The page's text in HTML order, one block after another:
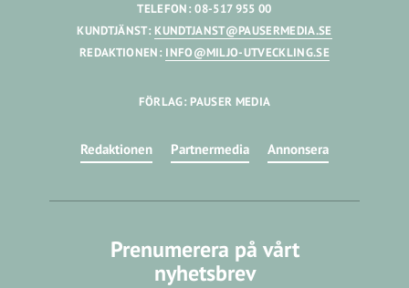
TELEFON: 08-517 955 00
KUNDTJÄNST: KUNDTJANST@PAUSERMEDIA.SE
REDAKTIONEN: INFO@MILJO-UTVECKLING.SE
FÖRLAG: PAUSER MEDIA
Redaktionen Partnermedia Annonsera
Prenumerera på vårt
nyhetsbrev